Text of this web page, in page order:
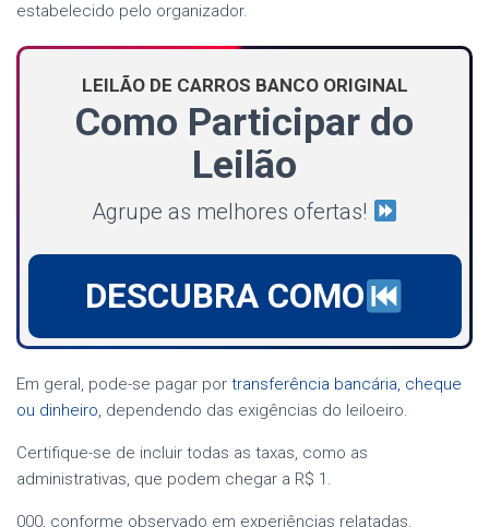
estabelecido pelo organizador.
LEILÃO DE CARROS BANCO ORIGINAL
Como Participar do
Leilão
Agrupe as melhores ofertas!
DESCUBRA COMO
Em geral, pode-se pagar por transferência bancária, cheque
ou dinheiro, dependendo das exigências do leiloeiro.
Certifique-se de incluir todas as taxas, como as
administrativas, que podem chegar a R$ 1.
000, conforme observado em experiências relatadas.